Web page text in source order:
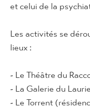
et celui de la
Les activités se
lieux :
- Le Théâtre du
- La Galerie du
- Le Torrent